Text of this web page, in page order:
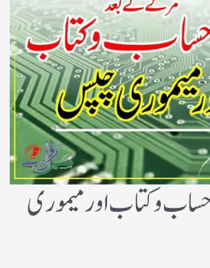
وکتاب اور میموری